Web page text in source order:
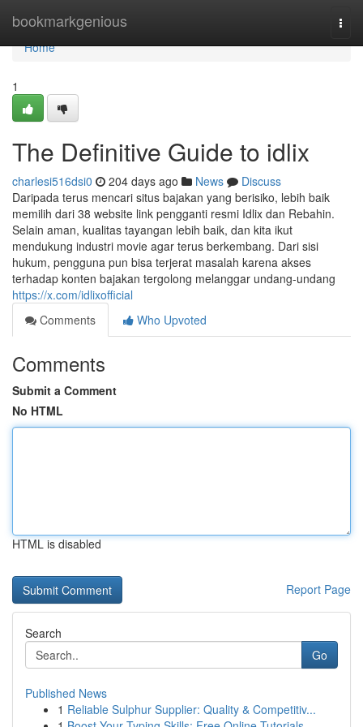
bookmarkgenious
Home
Home
1
The Definitive Guide to idlix
charlesi516dsi0 204 days ago News
Discuss
Daripada terus mencari situs bajakan yang berisiko, lebih baik
memilih dari 38 website link pengganti resmi Idlix dan Rebahin.
Selain aman, kualitas tayangan lebih baik, dan kita ikut
mendukung industri movie agar terus berkembang. Dari sisi
hukum, pengguna pun bisa terjerat masalah karena akses
terhadap konten bajakan tergolong melanggar undang-undang
https://x.com/idlixofficial
Comments
Who Upvoted
Comments
Submit a Comment
No HTML
HTML is disabled
Report Page
Search
Go
Published News
1 Reliable Sulphur Supplier: Quality & Competitiv...